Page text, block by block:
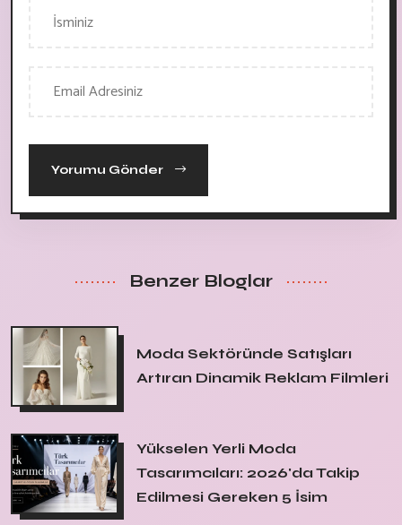
Yorumu Gönder
Benzer Bloglar
Moda Sektöründe Satışları
Artıran Dinamik Reklam Filmleri
Yükselen Yerli Moda
Tasarımcıları: 2026'da Takip
Edilmesi Gereken 5 İsim